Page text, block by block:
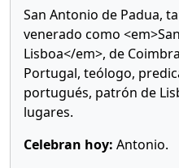
San Antonio de Padua,
venerado como
Lisboa</em>, de
Portugal, teólogo,
portugués, patrón de
lugares.
Celebran hoy: Antonio.